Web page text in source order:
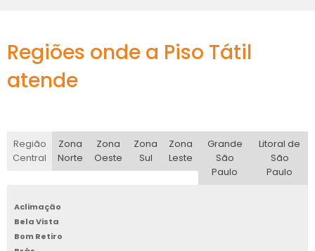
No que diz respeito à manutenção, o piso de
plástico requer cuidados mínimos. Com um
pano úmido e produtos de limpeza neutros, é
traz economia de tempo, como também
reduz custos operacionais – um aspecto
importantíssimo para empresas que visam
ESTILOS E
Regiões onde a Piso Tátil
atende
Região
Central
Zona
Norte
Zona
Oeste
Zona
Sul
Zona
Leste
Grande
São
Paulo
Litoral de
São
Paulo
Aclimação
Bela Vista
Bom Retiro